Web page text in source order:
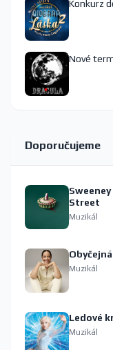
Konkurz
Nové
Doporučujeme
Street
Muzikál
Muzikál
Ledové
Muzikál